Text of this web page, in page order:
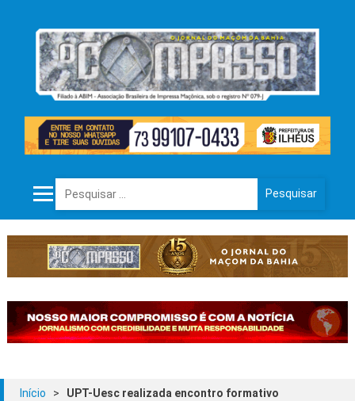
Pesquisar por:
Início > UPT-Uesc realizada encontro formativo